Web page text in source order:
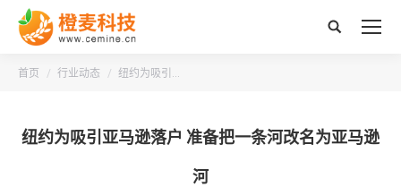
搜
您的位置：
首页 行业动态 纽约为吸引…
纽约为吸引亚马逊落户 准备把一条河改名为亚马逊
河